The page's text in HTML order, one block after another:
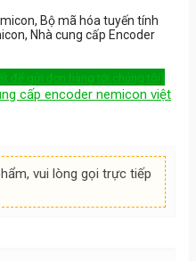
Bộ mã hóa tuyến tính
Nhà cung cấp Encoder
để gửi đơn hàng tới chúng tôi)
cấp encoder nemicon việt
vui lòng gọi trực tiếp